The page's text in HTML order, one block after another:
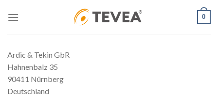
0
Ardic & Tekin GbR
Hahnenbalz 35
90411 Nürnberg
Deutschland